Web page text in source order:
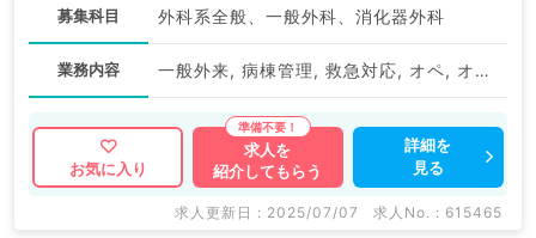
募集科目 外科系全般、一般外科、消化器外科
業務内容 一般外来, 病棟管理, 救急対応, オペ, オペ, 上部内視鏡検査（ＧＦ）, 下部内視鏡検査（ＣＦ）
お気に入り
求人を
紹介してもらう
詳細を
見る
求人更新日 : 2025/07/07 求人No. : 615465